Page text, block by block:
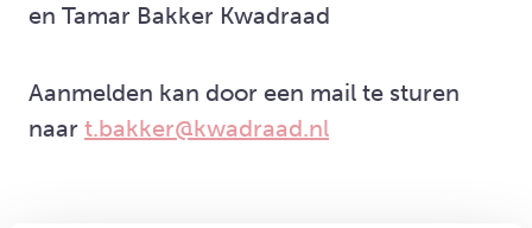
en Tamar Bakker Kwadraad
Aanmelden kan door een mail te sturen
naar t.bakker@kwadraad.nl